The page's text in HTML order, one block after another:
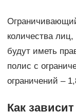
количества
будут иметь
полис с
ограничений –
Как